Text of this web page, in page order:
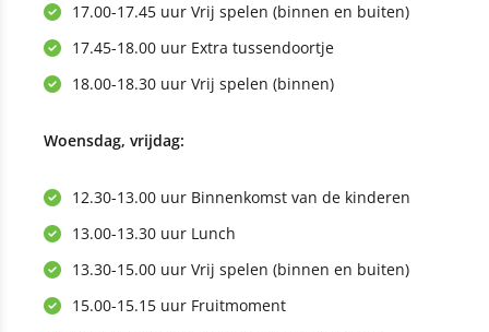
17.00-17.45 uur Vrij spelen (binnen en buiten)
17.45-18.00 uur Extra tussendoortje
18.00-18.30 uur Vrij spelen (binnen)
Woensdag, vrijdag:
12.30-13.00 uur Binnenkomst van de kinderen
13.00-13.30 uur Lunch
13.30-15.00 uur Vrij spelen (binnen en buiten)
15.00-15.15 uur Fruitmoment